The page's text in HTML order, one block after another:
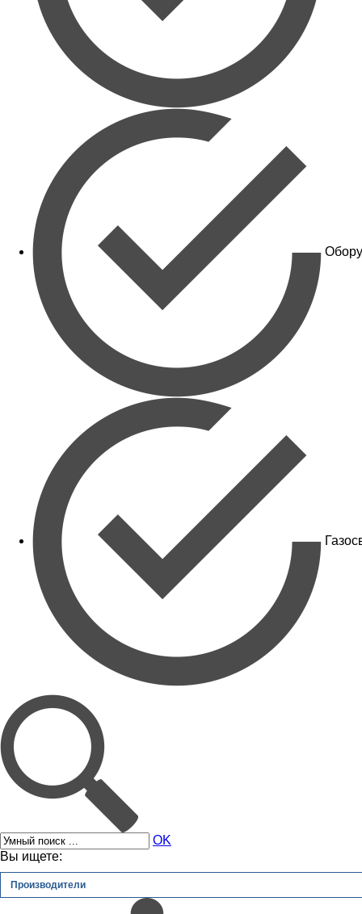
OK
Вы ищете:
Производители